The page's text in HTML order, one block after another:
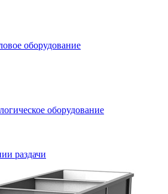
оборудование
оборудование
раздачи